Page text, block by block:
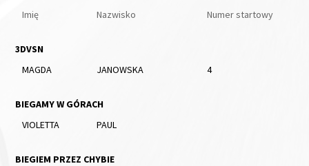
Imię Nazwisko Numer startowy
3DVSN
MAGDA
JANOWSKA 4
BIEGAMY W GÓRACH
VIOLETTA
PAUL
BIEGIEM PRZEZ CHYBIE